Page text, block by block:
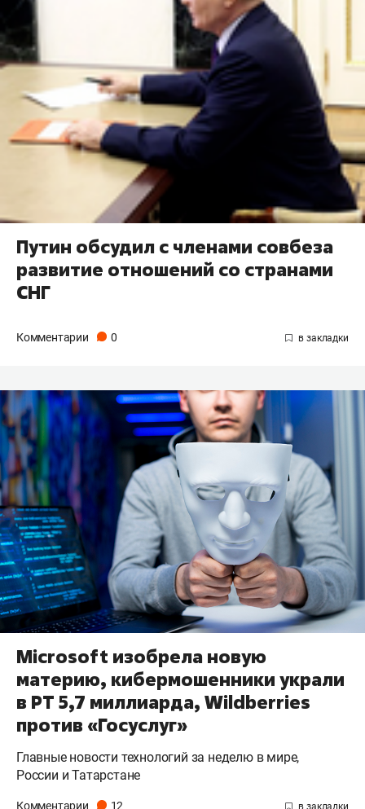
Путин обсудил с членами совбеза
развитие отношений со странами
СНГ
Комментарии 0
Microsoft изобрела новую
материю, кибермошенники украли
в РТ 5,7 миллиарда, Wildberries
против «Госуслуг»
Главные новости технологий за неделю в мире,
России и Татарстане
Комментарии 12